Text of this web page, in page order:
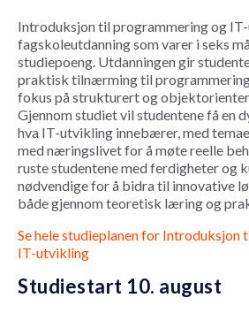
Introduksjon til programmering og
fagskoleutdanning som varer i seks
studiepoeng. Utdanningen gir
praktisk tilnærming til
fokus på strukturert og
Gjennom studiet vil studentene få en
hva IT-utvikling innebærer, med
med næringslivet for å møte reelle
ruste studentene med ferdigheter og
nødvendige for å bidra til innovative
både gjennom teoretisk læring og
Se hele studieplanen for Introduksjon
IT-utvikling
Studiestart 10. august